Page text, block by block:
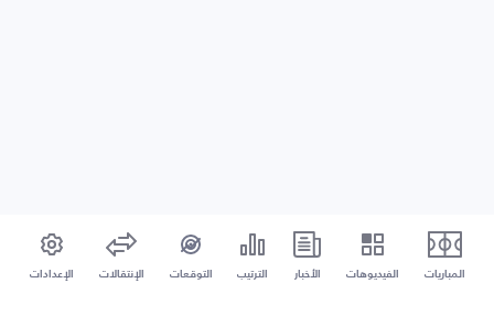
المباريات الفيديوهات الأخبار الترتيب التوقعات الإنتقالات الإعدادات